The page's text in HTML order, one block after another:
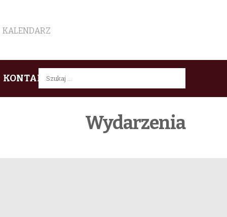
KALENDARZ
KONTAKTSzukaj:
Wydarzenia